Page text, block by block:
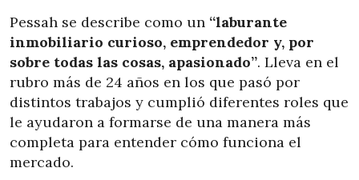
Pessah se describe como un “laburante
inmobiliario curioso, emprendedor y, por
sobre todas las cosas, apasionado”. Lleva en el
rubro más de 24 años en los que pasó por
distintos trabajos y cumplió diferentes roles que
le ayudaron a formarse de una manera más
completa para entender cómo funciona el
mercado.